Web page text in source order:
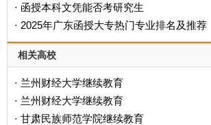
· 函授本科文凭能否考研究生
· 2025年广东函授大专热门专业排名及推荐
相关高校
· 兰州财经大学继续教育
· 兰州财经大学继续教育
· 甘肃民族师范学院继续教育